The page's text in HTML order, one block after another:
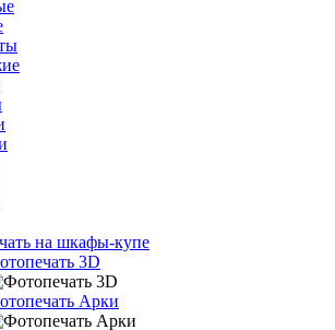
на шкафы-купе
3D
Арки